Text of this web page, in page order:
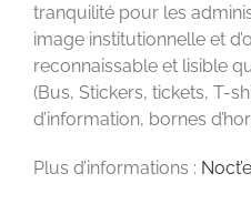
tranquilité pour les
image institutionnelle et
reconnaissable et lisible
(Bus, Stickers, tickets, T-
d’information, bornes
Plus d’informations :